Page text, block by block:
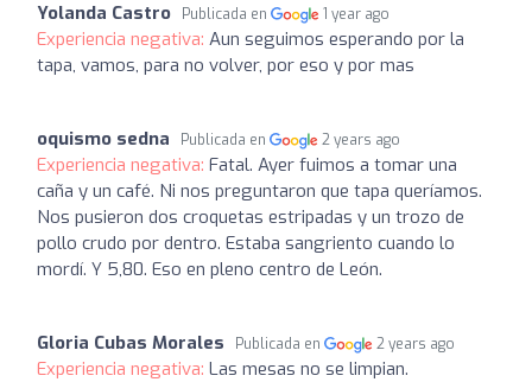
Yolanda Castro Publicada en 1 year ago
Experiencia negativa: Aun seguimos esperando por la
tapa, vamos, para no volver, por eso y por mas
oquismo sedna Publicada en 2 years ago
Experiencia negativa: Fatal. Ayer fuimos a tomar una
caña y un café. Ni nos preguntaron que tapa queríamos.
Nos pusieron dos croquetas estripadas y un trozo de
pollo crudo por dentro. Estaba sangriento cuando lo
mordí. Y 5,80. Eso en pleno centro de León.
Gloria Cubas Morales Publicada en 2 years ago
Experiencia negativa: Las mesas no se limpian.